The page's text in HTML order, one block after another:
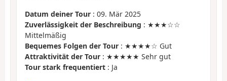
Datum deiner Tour : 09. Mär 2025
Zuverlässigkeit der Beschreibung : ★★★☆☆
Mittelmäßig
Bequemes Folgen der Tour : ★★★★☆ Gut
Attraktivität der Tour : ★★★★★ Sehr gut
Tour stark frequentiert : Ja